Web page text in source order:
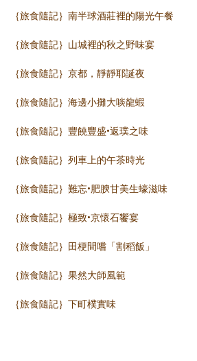
｛旅食隨記｝南半球酒莊裡的陽光午餐
｛旅食隨記｝山城裡的秋之野味宴
｛旅食隨記｝京都，靜靜耶誕夜
｛旅食隨記｝海邊小攤大啖龍蝦
｛旅食隨記｝豐饒豐盛•返璞之味
｛旅食隨記｝列車上的午茶時光
｛旅食隨記｝難忘•肥腴甘美生蠔滋味
｛旅食隨記｝極致•京懷石饗宴
｛旅食隨記｝田梗間嚐「割稻飯」
｛旅食隨記｝果然大師風範
｛旅食隨記｝下町樸實味